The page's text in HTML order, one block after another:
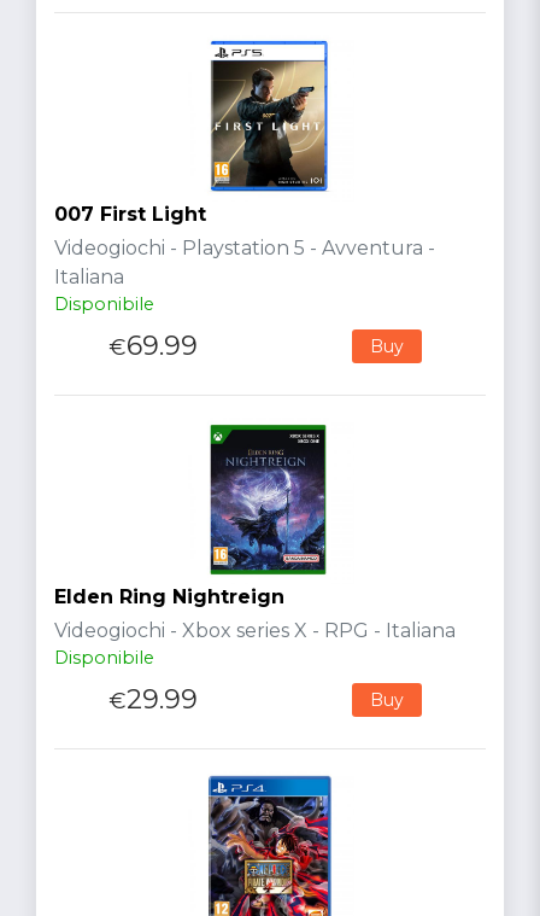
007 First Light
Videogiochi - Playstation 5 - Avventura -
Italiana
Disponibile
€69.99 Buy
Elden Ring Nightreign
Videogiochi - Xbox series X - RPG - Italiana
Disponibile
€29.99 Buy